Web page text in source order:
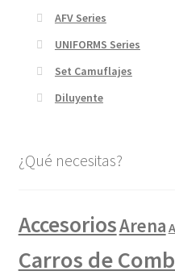
AFV Series
UNIFORMS Series
Set Camuflajes
Diluyente
¿Qué necesitas?
AccesoriosArena
Carros de